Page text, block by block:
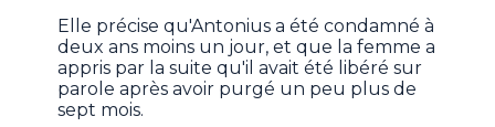
Elle précise qu'Antonius a été condamné à
deux ans moins un jour, et que la femme a
appris par la suite qu'il avait été libéré sur
parole après avoir purgé un peu plus de
sept mois.